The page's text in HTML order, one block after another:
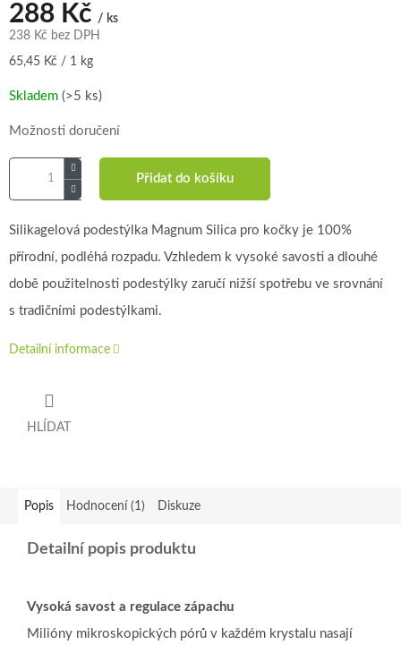
288 Kč / ks
238 Kč bez DPH
Měrná
65,45 Kč / 1 kg
Skladem (>5 ks)
Možnosti doručení
Přidat do košíku
Silikagelová podestýlka Magnum Silica pro kočky je 100%
přírodní, podléhá rozpadu. Vzhledem k vysoké savosti a dlouhé
době použitelnosti podestýlky zaručí nižší spotřebu ve srovnání
s tradičními podestýlkami.
Detailní informace
HLÍDAT
Popis Hodnocení (1) Diskuze
Detailní popis produktu
Vysoká savost a regulace zápachu
Milióny mikroskopických pórů v každém krystalu nasají